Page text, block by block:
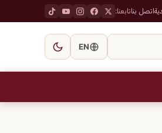
اتصل بناتابعنا:
EN